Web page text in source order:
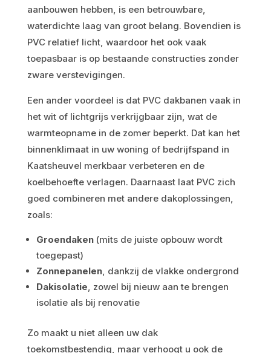
aanbouwen hebben, is een betrouwbare,
waterdichte laag van groot belang. Bovendien is
PVC relatief licht, waardoor het ook vaak
toepasbaar is op bestaande constructies zonder
zware verstevigingen.
Een ander voordeel is dat PVC dakbanen vaak in
het wit of lichtgrijs verkrijgbaar zijn, wat de
warmteopname in de zomer beperkt. Dat kan het
binnenklimaat in uw woning of bedrijfspand in
Kaatsheuvel merkbaar verbeteren en de
koelbehoefte verlagen. Daarnaast laat PVC zich
goed combineren met andere dakoplossingen,
zoals:
Groendaken(mits de juiste opbouw wordt
toegepast)
Zonnepanelen, dankzij de vlakke ondergrond
Dakisolatie, zowel bij nieuw aan te brengen
isolatie als bij renovatie
Zo maakt u niet alleen uw dak
toekomstbestendig, maar verhoogt u ook de